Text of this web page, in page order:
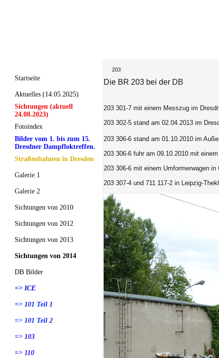
Startseite
Aktuelles (14.05.2025)
Sichtungen (aktuell
24.08.2023)
Fotoindex
Bilder vom 1. bis zum 15.
Dresdner Dampfloktreffen.
Straßenbahnen in Dresden
Galerie 1
Galerie 2
Sichtungen von 2010
Sichtungen von 2012
Sichtungen von 2013
Sichtungen von 2014
DB Bilder
=> ICE
=> 101 Teil 1
=> 101 Teil 2
=> 103
=> 110
203
Die BR 203 bei der DB
203 301-7 mit einem Messzug im
203 302-5 stand am 02.04.2013 im
203 306-6 stand am 01.10.2010 im
203 306-6 fuhr am 09.10.2010 mit
203 306-6 mit einem Umformerwagen in
203 307-4 und 711 117-2 in Leipzig-